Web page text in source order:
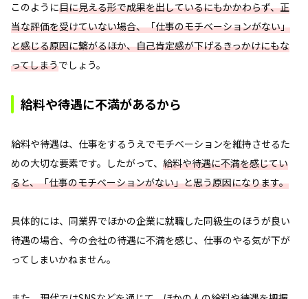
このように目に見える形で成果を出しているにもかかわらず、正
当な評価を受けていない場合、「仕事のモチベーションがない」
と感じる原因に繋がるほか、自己肯定感が下げるきっかけにもな
ってしまうでしょう。
給料や待遇に不満があるから
給料や待遇は、仕事をするうえでモチベーションを維持させるた
めの大切な要素です。したがって、 給料や待遇に不満を感じてい
ると、「仕事のモチベーションがない」と思う原因になります。
具体的には、同業界でほかの企業に就職した同級生のほうが良い
待遇の場合、今の会社の待遇に不満を感じ、仕事のやる気が下が
ってしまいかねません。